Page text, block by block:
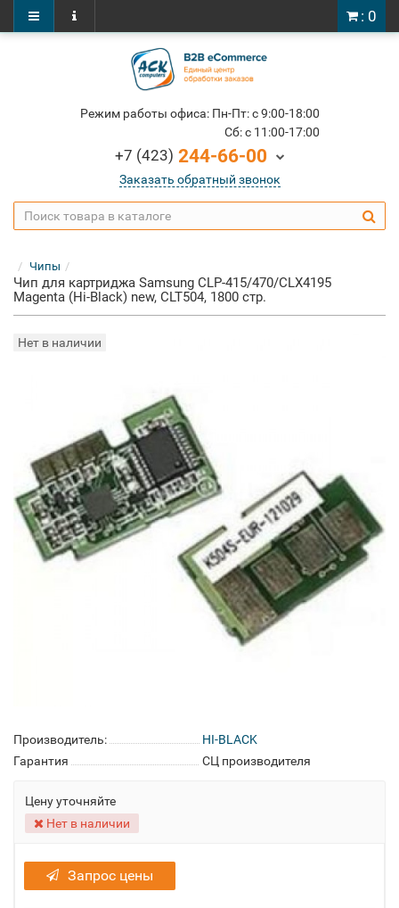
: 0
Режим работы офиса: Пн-Пт: c 9:00-18:00
Cб: c 11:00-17:00
+7 (423) 244-66-00
Заказать обратный звонок
Чипы
Чип для картриджа Samsung CLP-415/470/CLX4195
Magenta (Hi-Black) new, CLT504, 1800 стр.
Нет в наличии
Производитель:
HI-BLACK
Гарантия
СЦ производителя
Цену уточняйте
Нет в наличии
Запрос цены